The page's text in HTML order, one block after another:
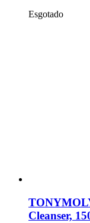
Esgotado
Cleanser,